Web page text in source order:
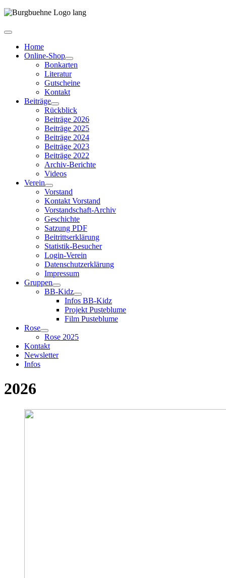
Home
Online-Shop
Bonkarten
Literatur
Gutscheine
Kontakt
Beiträge
Rückblick
Beiträge 2026
Beiträge 2025
Beiträge 2024
Beiträge 2023
Beiträge 2022
Archiv-Berichte
Videos
Verein
Vorstand
Kontakt Vorstand
Vorstandschaft-Archiv
Geschichte
Satzung PDF
Beitrittserklärung
Statistik-Besucher
Login-Verein
Datenschutzerklärung
Impressum
Gruppen
BB-Kidz
Infos BB-Kidz
Projekt Pusteblume
Film Pusteblume
Rose
Rose 2025
Kontakt
Newsletter
Infos
2026